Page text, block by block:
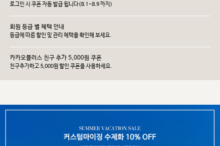
로그인 시 쿠폰 자동 발급 됩니다(8.1~8.9 까지)
회원 등급 별 혜택 안내
등급에 따른 할인 및 관리 헤택을 확인해 보세요.
카카오플러스 친구 추가 5,000원 쿠폰
친구추가하고 5,000원 할인 쿠폰을 사용하세요.